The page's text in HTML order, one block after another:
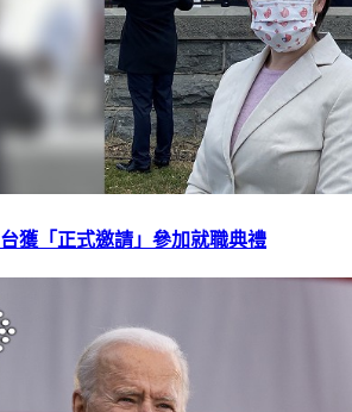
獲「正式邀請」參加就職典禮